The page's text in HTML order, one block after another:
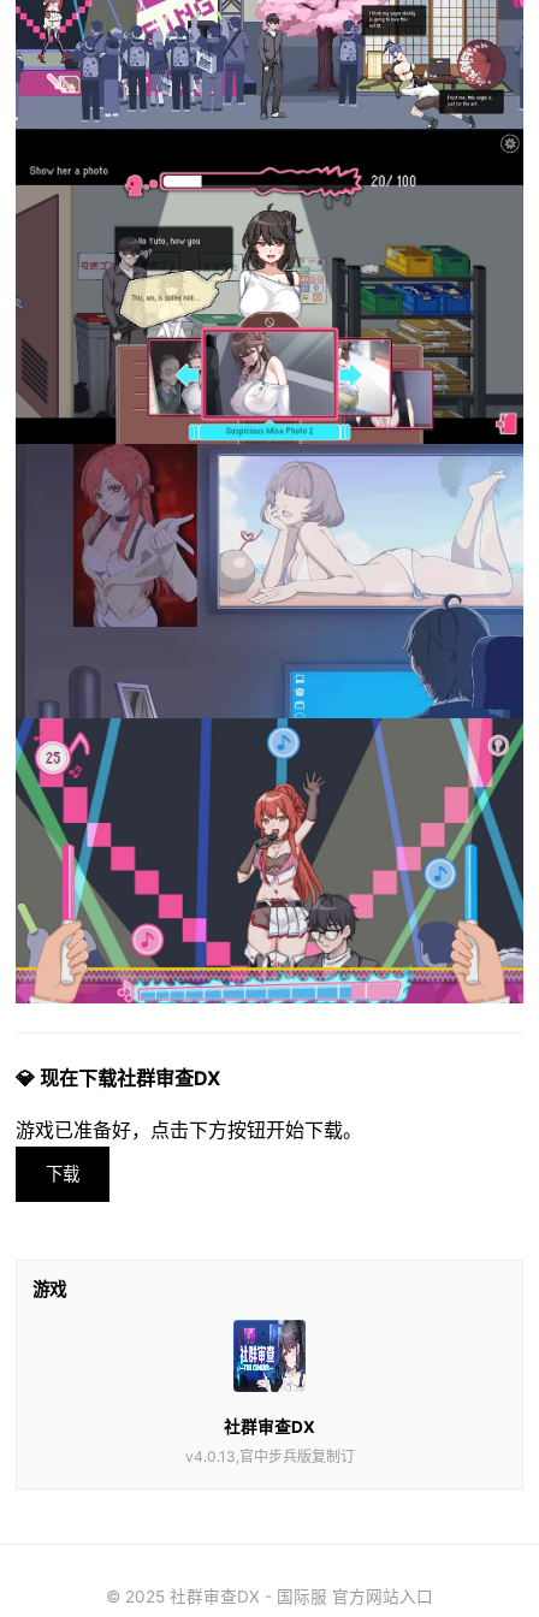
💎 现在下载社群审查DX
游戏已准备好，点击下方按钮开始下载。
下载
游戏
社群审查DX
v4.0.13,官中步兵版复制订
© 2025 社群审查DX - 国际服 官方网站入口